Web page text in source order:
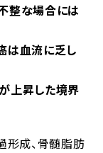
整な場合には
は血流に乏し
上昇した境界
形成、骨髄脂肪